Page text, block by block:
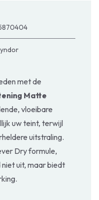
met de
Matte
vloeibare
uw teint, terwijl
uitstraling.
Dry formule,
uit, maar biedt